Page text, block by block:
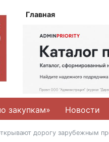
Главная
закупкам» Новости
дорогу зарубежным